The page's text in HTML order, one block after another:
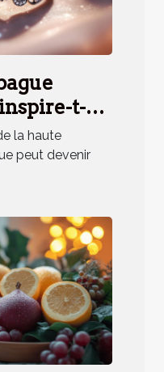
t-
?
la haute
peut devenir